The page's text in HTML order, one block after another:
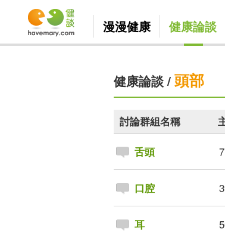
漫漫健康 健康論談
健康論談/ 頭部
討論群組名稱
舌頭 7
口腔
耳